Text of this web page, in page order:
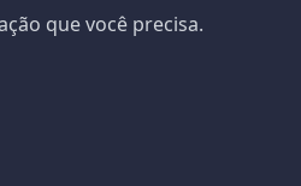
que você precisa.